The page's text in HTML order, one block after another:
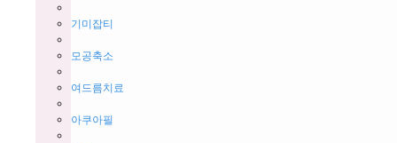
기미잡티
모공축소
여드름치료
아쿠아필